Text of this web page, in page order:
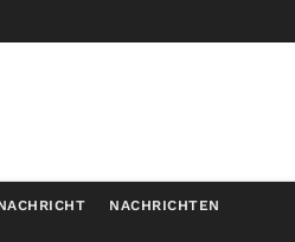
NACHRICHTEN